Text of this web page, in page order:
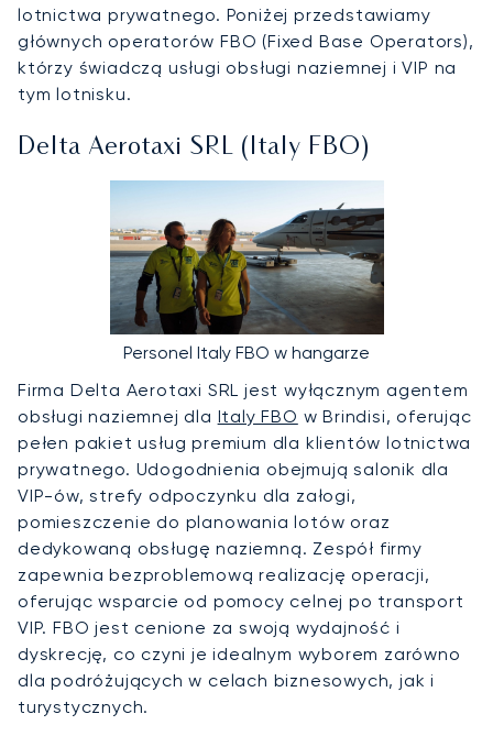
lotnictwa prywatnego. Poniżej przedstawiamy
głównych operatorów FBO (Fixed Base Operators),
którzy świadczą usługi obsługi naziemnej i VIP na
tym lotnisku.
Delta Aerotaxi SRL (Italy FBO)
Personel Italy FBO w hangarze
Firma Delta Aerotaxi SRL jest wyłącznym agentem
obsługi naziemnej dla Italy FBO w Brindisi, oferując
pełen pakiet usług premium dla klientów lotnictwa
prywatnego. Udogodnienia obejmują salonik dla
VIP-ów, strefy odpoczynku dla załogi,
pomieszczenie do planowania lotów oraz
dedykowaną obsługę naziemną. Zespół firmy
zapewnia bezproblemową realizację operacji,
oferując wsparcie od pomocy celnej po transport
VIP. FBO jest cenione za swoją wydajność i
dyskrecję, co czyni je idealnym wyborem zarówno
dla podróżujących w celach biznesowych, jak i
turystycznych.